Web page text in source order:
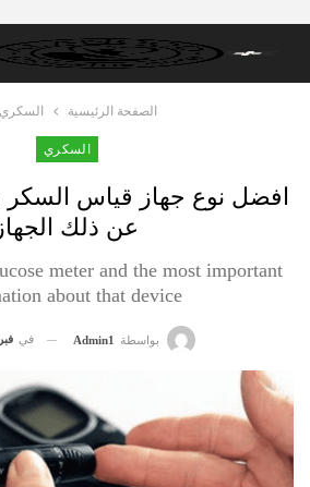
الصفحة الرئيسية السكري
السكري
افضل نوع جهاز قياس السكر
عن ذلك الجهاز
meter and the most important
about that device
بواسطة Admin1 في فبراير